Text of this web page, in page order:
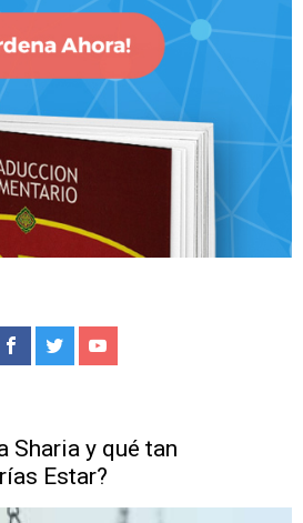
Sharia y qué tan
Estar?